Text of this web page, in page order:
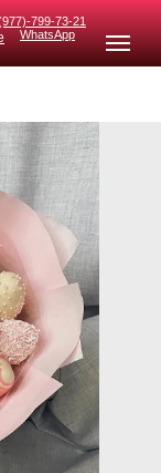
799-73-21
WhatsApp